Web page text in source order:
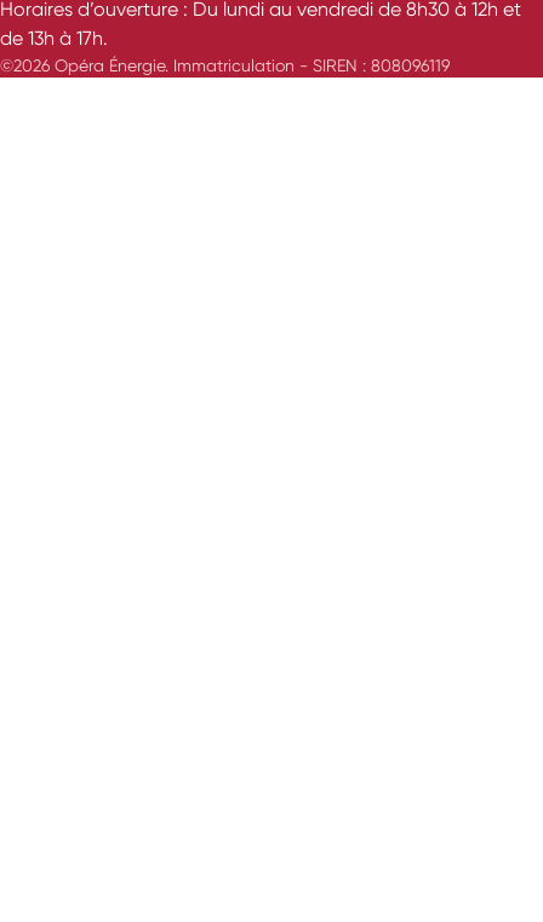
Horaires d’ouverture : Du lundi au vendredi de 8h30 à 12h et
de 13h à 17h.
©2026 Opéra Énergie. Immatriculation - SIREN : 808096119